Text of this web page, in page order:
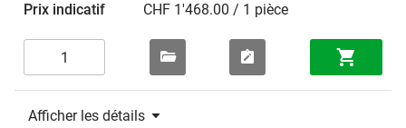
CHF 1'468.00 / 1 pièce
Afficher les détails